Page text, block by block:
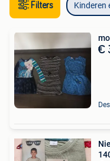
Filters Kinderen
€